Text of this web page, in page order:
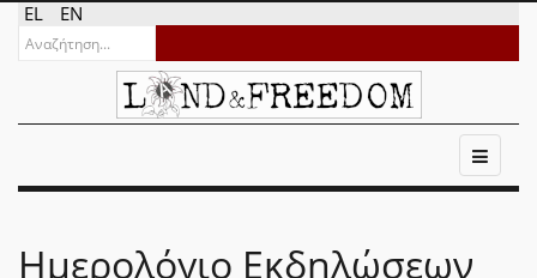
EL EN
Ημερολόγιο Εκδηλώσεων